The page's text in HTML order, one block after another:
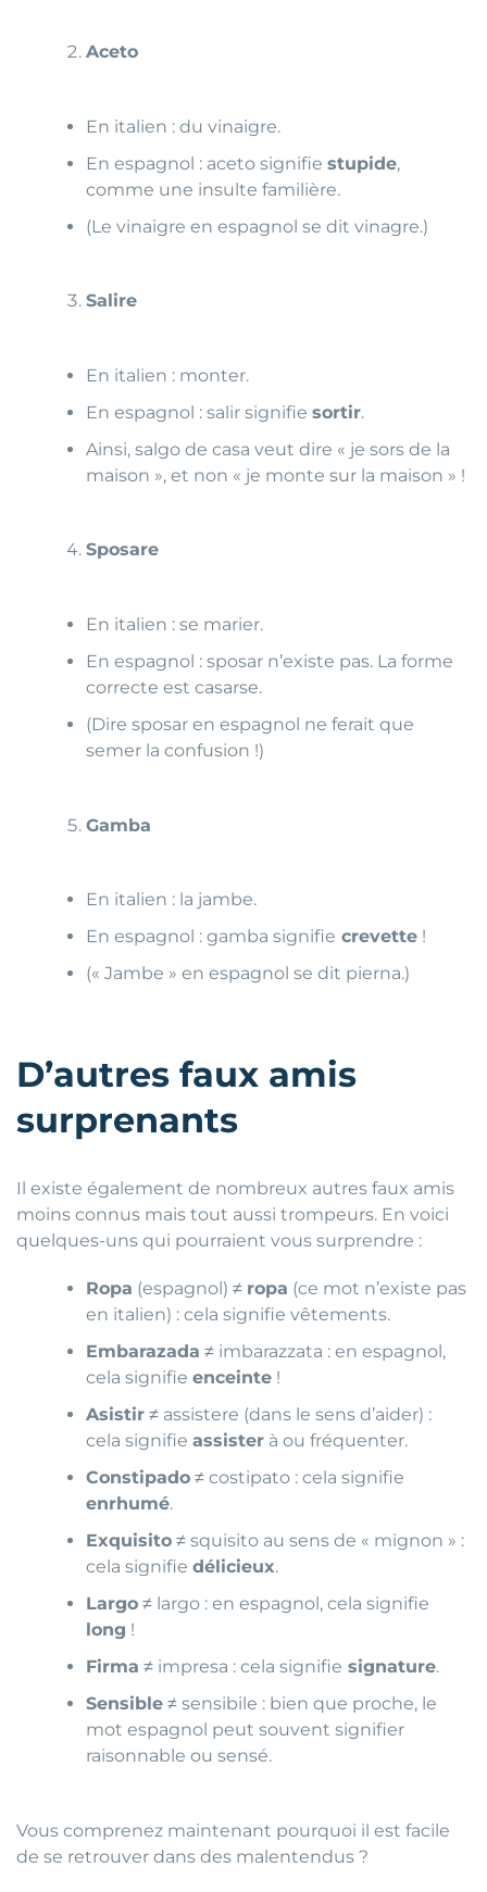
Aceto
En italien : du vinaigre.
En espagnol : aceto signifiestupide,
comme une insulte familière.
(Le vinaigre en espagnol se dit vinagre.)
Salire
En italien : monter.
En espagnol : salir signifiesortir.
Ainsi, salgo de casa veut dire « je sors de la
maison », et non « je monte sur la maison » !
Sposare
En italien : se marier.
En espagnol : sposar n’existe pas. La forme
correcte est casarse.
(Dire sposar en espagnol ne ferait que
semer la confusion !)
Gamba
En italien : la jambe.
En espagnol : gamba signifie crevette !
(« Jambe » en espagnol se dit pierna.)
D’autres faux amis
surprenants
Il existe également de nombreux autres faux amis
moins connus mais tout aussi trompeurs. En voici
quelques-uns qui pourraient vous surprendre :
Ropa (espagnol) ≠ ropa (ce mot n’existe pas
en italien) : cela signifie vêtements.
Embarazada ≠ imbarazzata : en espagnol,
cela signifieenceinte !
Asistir ≠ assistere (dans le sens d’aider) :
cela signifieassister à ou fréquenter.
Constipado ≠ costipato : cela signifie
enrhumé.
Exquisito ≠ squisito au sens de « mignon » :
cela signifiedélicieux.
Largo ≠ largo : en espagnol, cela signifie
long !
Firma ≠ impresa : cela signifie signature.
Sensible ≠ sensibile : bien que proche, le
mot espagnol peut souvent signifier
raisonnable ou sensé.
Vous comprenez maintenant pourquoi il est facile
de se retrouver dans des malentendus ?